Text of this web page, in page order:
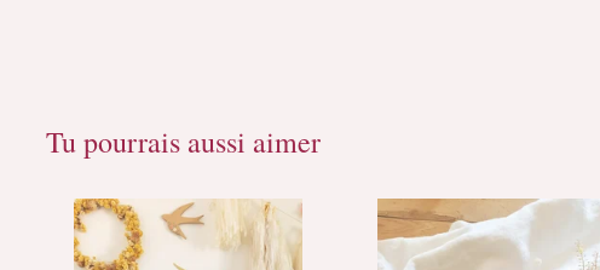
Tu pourrais aussi aimer